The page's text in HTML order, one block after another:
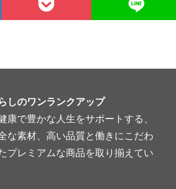
しのワンランクアップ
康で豊かな人生をサポートする、
な素材、高い品質と働きにこだわ
プレミアムな商品を取り揃えてい